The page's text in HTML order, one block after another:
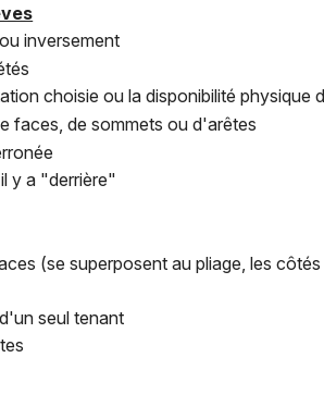
inversement
choisie ou la disponibilité physique
faces, de sommets ou d'arêtes
y a "derrière"
(se superposent au pliage, les
seul tenant